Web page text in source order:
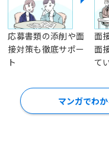
応募書類の添削や面
接対策も徹底サポー
ト
面
面
て
マンガでわ